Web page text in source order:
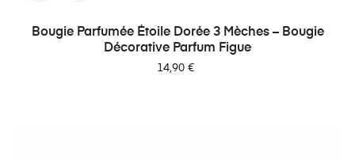
Bougie Parfumée Étoile Dorée 3 Mèches – Bougie
Décorative Parfum Figue
Prix
14,90 €